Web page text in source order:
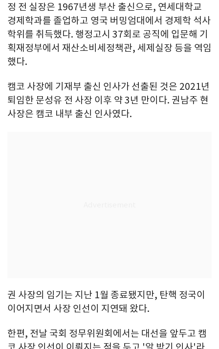
정 전 실장은 1967년생 부산 출신으로, 연세대학교
경제학과를 졸업하고 영국 버밍엄대에서 경제학 석사
학위를 취득했다. 행정고시 37회로 공직에 입문해 기
획재정부에서 재산소비세정책관, 세제실장 등을 역임
했다.
캠코 사장에 기재부 출신 인사가 선출된 것은 2021년
퇴임한 문성유 전 사장 이후 약 3년 만이다. 권남주 현
사장은 캠코 내부 출신 인사였다.
권 사장의 임기는 지난 1월 종료됐지만, 탄핵 정국이
이어지면서 사장 인선이 지연돼 왔다.
한편, 전날 국회 정무위원회에서는 대선을 앞두고 캠